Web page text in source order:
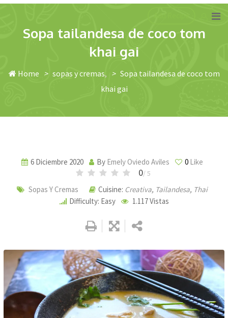
contentSopa tailandesa de coco tom
khai gai
Home > sopas y cremas > Sopa tailandesa de coco tom
khai gai
6 Diciembre 2020 By Emely Oviedo Aviles 0Like
0/ 5
Sopas Y Cremas Cuisine: Creativa, Tailandesa, Thai
Difficulty: Easy
1.117Vistas
Whatsapp
Pinterest